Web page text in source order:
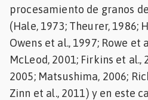
Ganadería
Lechería
Micotoxinas
Porcicultura
procesamiento de granos
(Hale, 1973; Theurer, 1986;
Owens et al., 1997; Rowe et
McLeod, 2001; Firkins et al.,
2005; Matsushima, 2006;
Zinn et al., 2011) y en este